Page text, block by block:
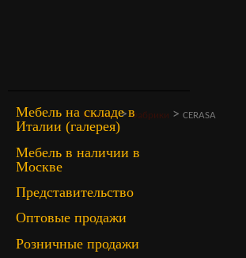
Мебель на складе в
Италии (галерея)
Мебель в наличии в
Москве
Представительство
Оптовые продажи
Розничные продажи
Главная>Фабрики > CERASA